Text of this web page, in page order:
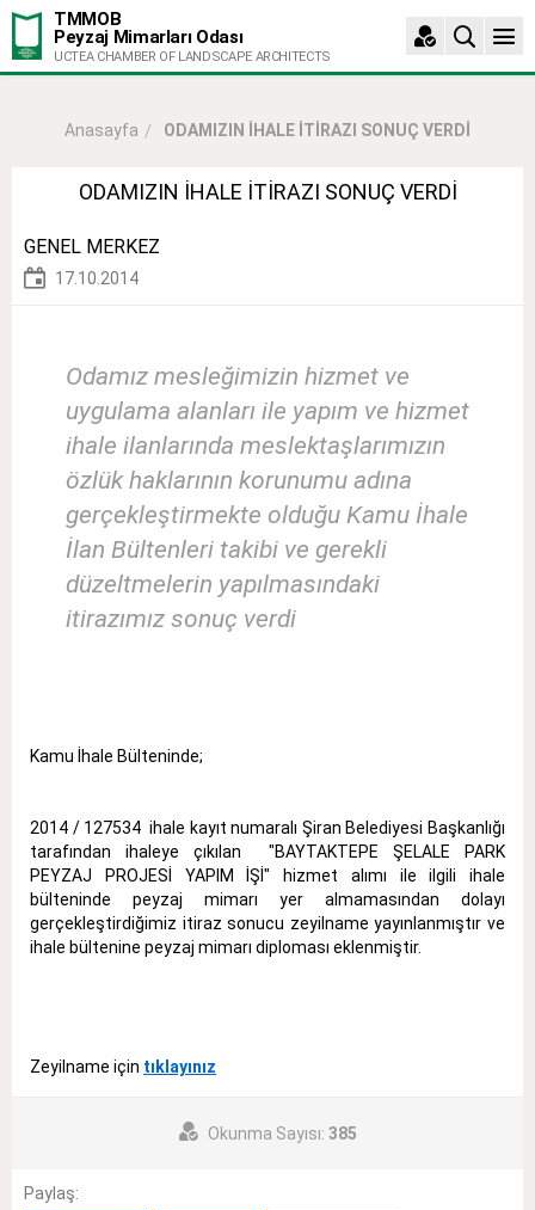
TMMOB
Peyzaj Mimarları Odası
UCTEA CHAMBER OF LANDSCAPE ARCHITECTS
Anasayfa ODAMIZIN İHALE İTİRAZI SONUÇ VERDİ
ODAMIZIN İHALE İTİRAZI SONUÇ VERDİ
GENEL MERKEZ
17.10.2014
Odamız mesleğimizin hizmet ve
uygulama alanları ile yapım ve hizmet
ihale ilanlarında meslektaşlarımızın
özlük haklarının korunumu adına
gerçekleştirmekte olduğu Kamu İhale
İlan Bültenleri takibi ve gerekli
düzeltmelerin yapılmasındaki
itirazımız sonuç verdi
Kamu İhale Bülteninde;
2014 / 127534 ihale kayıt numaralı Şiran Belediyesi Başkanlığı
tarafından ihaleye çıkılan "BAYTAKTEPE ŞELALE PARK
PEYZAJ PROJESİ YAPIM İŞİ" hizmet alımı ile ilgili ihale
bülteninde peyzaj mimarı yer almamasından dolayı
gerçekleştirdiğimiz itiraz sonucu zeyilname yayınlanmıştır ve
ihale bültenine peyzaj mimarı diploması eklenmiştir.
Zeyilname için tıklayınız
Okunma Sayısı: 385
Paylaş: